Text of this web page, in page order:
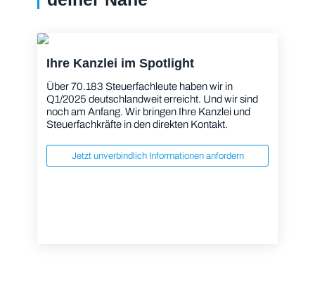
Ihre Kanzlei im Spotlight
Über 70.183 Steuerfachleute haben wir in
Q1/2025 deutschlandweit erreicht. Und wir sind
noch am Anfang. Wir bringen Ihre Kanzlei und
Steuerfachkräfte in den direkten Kontakt.
Jetzt unverbindlich Informationen anfordern